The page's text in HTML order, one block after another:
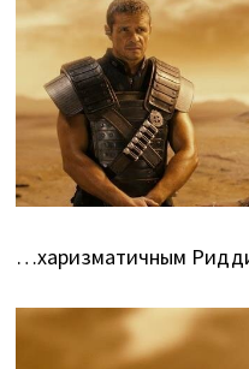
…харизматичным